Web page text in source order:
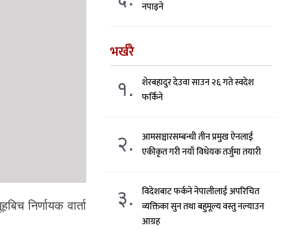
निर्णायक वार्ता
नपाइने
भर्खरै
१.
शेरबहादुर देउवा साउन २६ गते स्वदेश
फर्किने
२.
आमसञ्चारसम्बन्धी तीन प्रमुख ऐनलाई
एकीकृत गरी नयाँ विधेयक तर्जुमा तयारी
३.
विदेशबाट फर्कने नेपालीलाई अपरिचित
व्यक्तिका सुन तथा बहुमूल्य वस्तु नल्याउन
आग्रह